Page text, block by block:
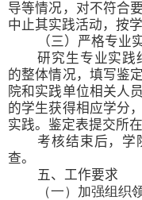
导等情况，对不符合
中止其实践活动，按
（三）严格专业
研究生专业实践
的整体情况，填写鉴
院和实践单位相关人
的学生获得相应学分
实践。鉴定表提交所
考核结束后，学
查。
五、工作要求
（一）加强组织